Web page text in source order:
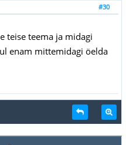
#30
teise teema ja midagi
enam mittemidagi öelda